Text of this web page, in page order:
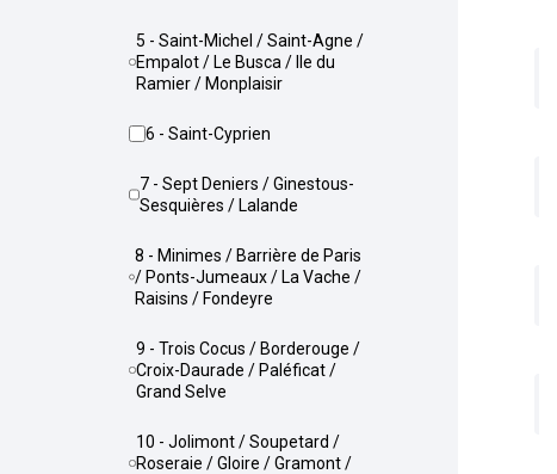
5 - Saint-Michel / Saint-Agne /
Empalot / Le Busca / Ile du
Ramier / Monplaisir
6 - Saint-Cyprien
7 - Sept Deniers / Ginestous-
Sesquières / Lalande
8 - Minimes / Barrière de Paris
/ Ponts-Jumeaux / La Vache /
Raisins / Fondeyre
9 - Trois Cocus / Borderouge /
Croix-Daurade / Paléficat /
Grand Selve
10 - Jolimont / Soupetard /
Roseraie / Gloire / Gramont /